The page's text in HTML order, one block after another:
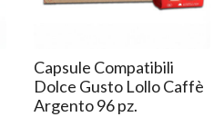
Capsule Compatibili
Dolce Gusto Lollo Caffè
Argento 96 pz.